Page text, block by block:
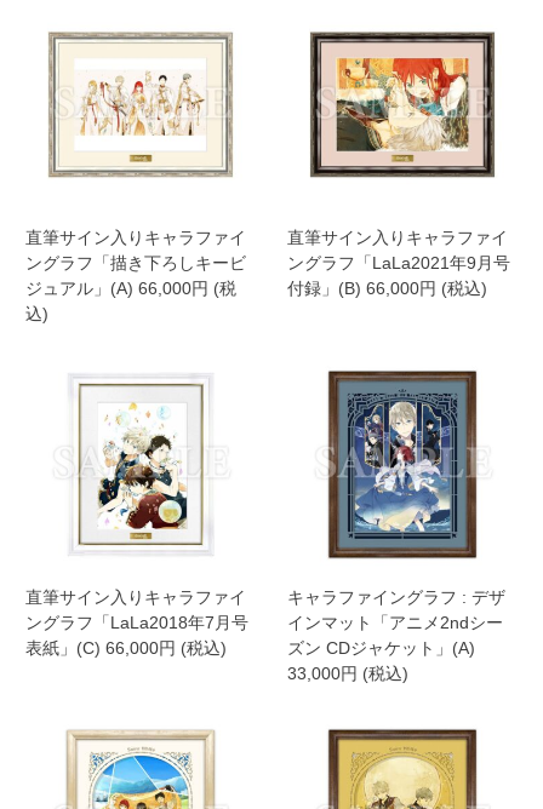
直筆サイン入りキャラファイ
ングラフ「描き下ろしキービ
ジュアル」(A) 66,000円 (税
込)
直筆サイン入りキャラファイ
ングラフ「LaLa2021年9月号
付録」(B) 66,000円 (税込)
直筆サイン入りキャラファイ
ングラフ「LaLa2018年7月号
表紙」(C) 66,000円 (税込)
キャラファイングラフ : デザ
インマット「アニメ2ndシー
ズン CDジャケット」(A)
33,000円 (税込)